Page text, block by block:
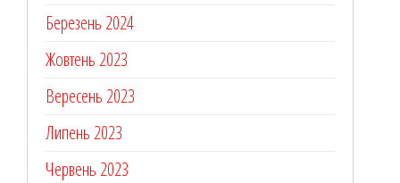
Березень 2024
Жовтень 2023
Вересень 2023
Липень 2023
Червень 2023